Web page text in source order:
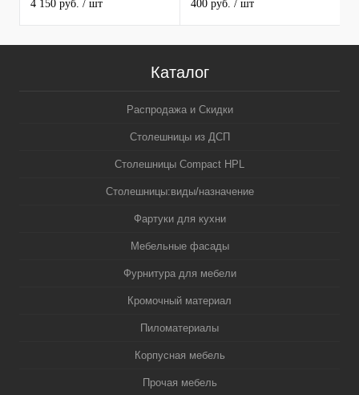
4 150 руб. / шт 400 руб. / шт
Каталог
Распродажа и Скидки
Столешницы из ДСП
Столешницы Compact HPL
Столешницы:виды/назначение
Фартуки для кухни
Мебельные фасады
Фурнитура для мебели
Кромочный материал
Пиломатериалы
Корпусная мебель
Прочая мебель